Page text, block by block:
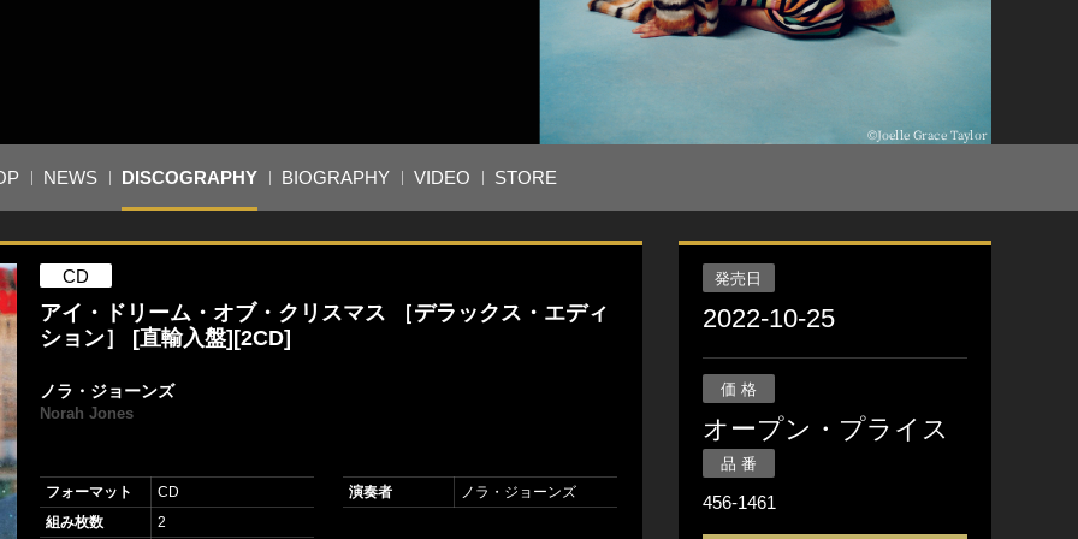
NEWS DISCOGRAPHY BIOGRAPHY VIDEO STORE
CD
アイ・ドリーム・オブ・クリスマス ［デラックス・エディ
ション］ [直輸入盤][2CD]
ノラ・ジョーンズ
Norah Jones
フォーマット
CD
組み枚数
2
演奏者 ノラ・ジョーンズ
発売日
2022-10-25
価 格
オープン・プライス
品 番
456-1461